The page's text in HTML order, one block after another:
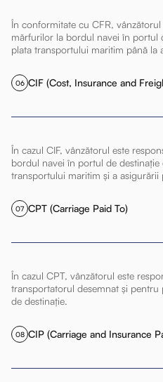
În conformitate cu CFR,
mărfurilor la bordul navei în portul
plata transportului maritim până la
06 CIF (Cost, Insurance and
În cazul CIF, vânzătorul este
bordul navei în portul de
transportului maritim și a asigurării
07 CPT (Carriage Paid To)
În cazul CPT, vânzătorul este
transportatorul desemnat și
de destinație.
08 CIP (Carriage and Insurance